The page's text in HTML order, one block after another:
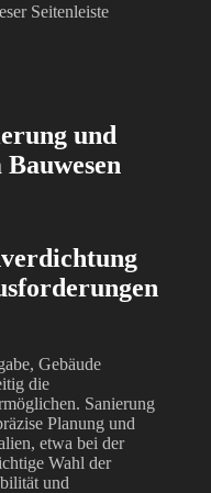
Seitenleiste
und
Gebäude
die
Sanierung
Planung und
etwa bei der
Wahl der
und